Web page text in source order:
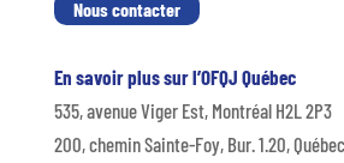
Nous contacter
En savoir plus sur l’OFQJ Québec
535, avenue Viger Est, Montréal H2L 2P3
200, chemin Sainte-Foy, Bur. 1.20,